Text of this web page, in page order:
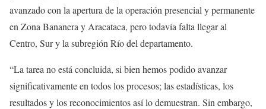
avanzado con la apertura de la operación presencial y permanente
en Zona Bananera y Aracataca, pero todavía falta llegar al
Centro, Sur y la subregión Río del departamento.
“La tarea no está concluida, si bien hemos podido avanzar
significativamente en todos los procesos; las estadísticas, los
resultados y los reconocimientos así lo demuestran. Sin embargo,